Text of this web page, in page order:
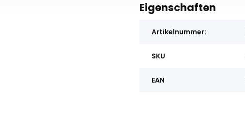
Eigenschaften
Artikelnummer:
SKU
EAN